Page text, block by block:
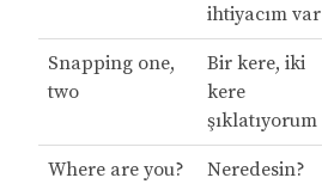
ihtiyacım var
Snapping one,
two
Bir kere, iki
kere
şıklatıyorum
Where are you? Neredesin?